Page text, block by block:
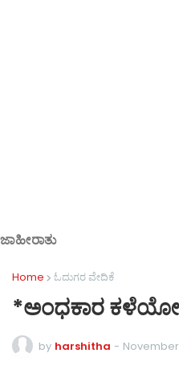
ಜಾಹೀರಾತು
Home ಓದುಗರ ವೇದಿಕೆ
*ಅಂಧಕಾರ
by harshitha - November